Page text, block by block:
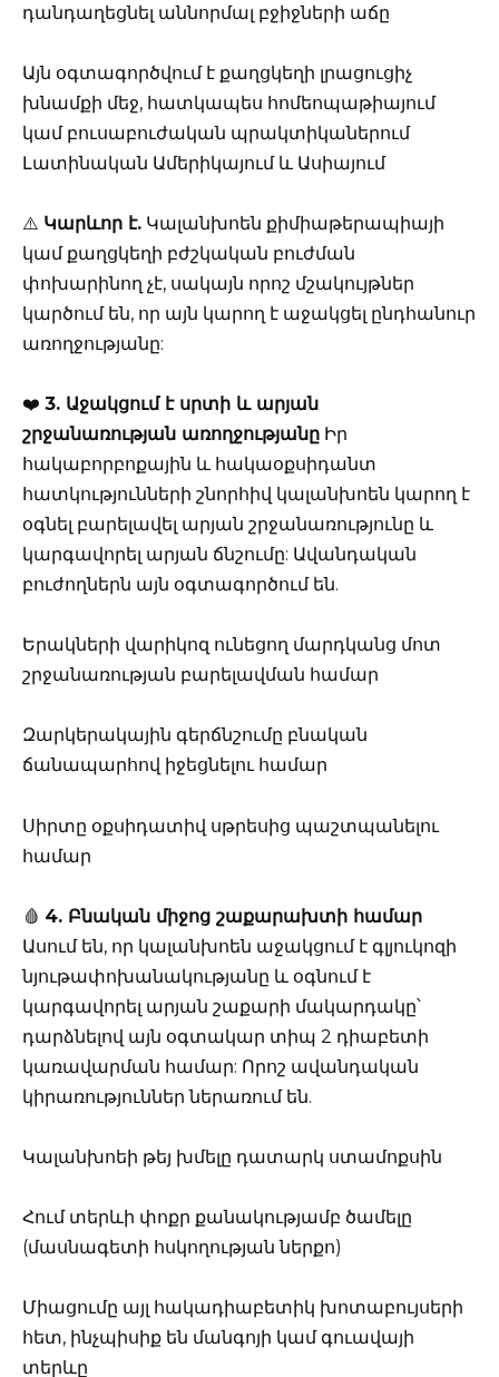
դանդաղեցնել աննորմալ բջիջների աճը
Այն օգտագործվում է քաղցկեղի լրացուցիչ
խնամքի մեջ, հատկապես հոմեոպաթիայում
կամ բուսաբուժական պրակտիկաներում
Լատինական Ամերիկայում և Ասիայում
⚠️ Կարևոր է. Կալանխոեն քիմիաթերապիայի
կամ քաղցկեղի բժշկական բուժման
փոխարինող չէ, սակայն որոշ մշակույթներ
կարծում են, որ այն կարող է աջակցել ընդհանուր
առողջությանը:
❤️ 3. Աջակցում է սրտի և արյան
շրջանառության առողջությանը Իր
հակաբորբոքային և հակաօքսիդանտ
հատկությունների շնորհիվ կալանխոեն կարող է
օգնել բարելավել արյան շրջանառությունը և
կարգավորել արյան ճնշումը: Ավանդական
բուժողներն այն օգտագործում են.
Երակների վարիկոզ ունեցող մարդկանց մոտ
շրջանառության բարելավման համար
Զարկերակային գերճնշումը բնական
ճանապարհով իջեցնելու համար
Սիրտը օքսիդատիվ սթրեսից պաշտպանելու
համար
🩸 4. Բնական միջոց շաքարախտի համար
Ասում են, որ կալանխոեն աջակցում է գլյուկոզի
նյութափոխանակությանը և օգնում է
կարգավորել արյան շաքարի մակարդակը՝
դարձնելով այն օգտակար տիպ 2 դիաբետի
կառավարման համար: Որոշ ավանդական
կիրառություններ ներառում են.
Կալանխոեի թեյ խմելը դատարկ ստամոքսին
Հում տերևի փոքր քանակությամբ ծամելը
(մասնագետի հսկողության ներքո)
Միացումը այլ հակադիաբետիկ խոտաբույսերի
հետ, ինչպիսիք են մանգոյի կամ գուավայի
տերևը